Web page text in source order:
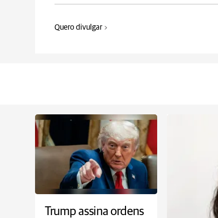
Quero divulgar
Trump assina ordens